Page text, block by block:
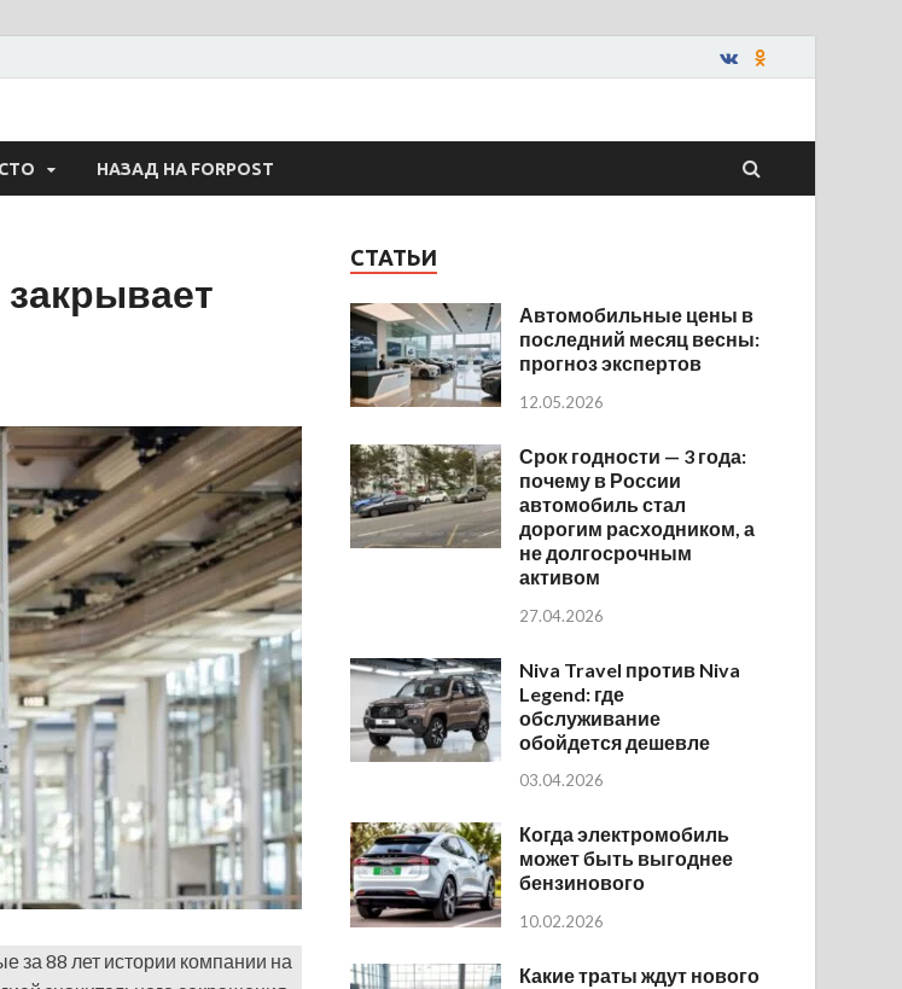
НАЗАД НА FORPOST
за 88 лет истории компании на
СТАТЬИ
Автомобильные цены в
последний месяц весны:
прогноз экспертов
12.05.2026
Срок годности — 3 года:
почему в России
автомобиль стал
дорогим расходником, а
не долгосрочным
активом
27.04.2026
Niva Travel против Niva
Legend: где
обслуживание
обойдется дешевле
03.04.2026
Когда электромобиль
может быть выгоднее
бензинового
10.02.2026
Какие траты ждут нового